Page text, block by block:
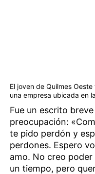
El joven de Quilmes
una empresa ubicada en
Fue un escrito
preocupación:
te pido perdón y
perdones. Espero
amo. No creo poder
un tiempo, pero